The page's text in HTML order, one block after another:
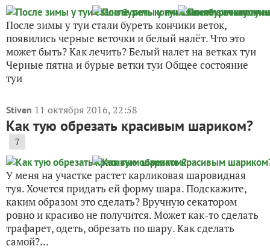
После зимы у туи стали буреть кончики веток,
появились черные веточки и белый налёт. Что это
может быть? Как лечить? Белый налет на ветках туи
Черные пятна и бурые ветки туи Общее состояние
туи
Stiven 11 октября 2016, 22:58
Как тую обрезать красивым шариком?
7
У меня на участке растет карликовая шаровидная
туя. Хочется придать ей форму шара. Подскажите,
каким образом это сделать? Вручную секатором
ровно и красиво не получится. Может как-то сделать
трафарет, одеть, обрезать по шару. Как сделать
самой?...